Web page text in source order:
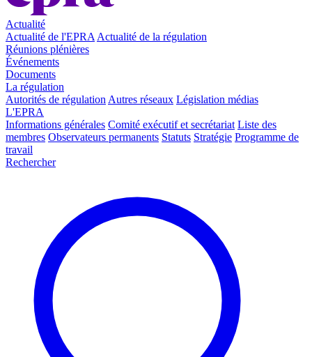
Actualité
Actualité de l'EPRA Actualité de la régulation
Réunions plénières
Événements
Documents
La régulation
Autorités de régulation Autres réseaux Législation médias
L'EPRA
Informations générales Comité exécutif et secrétariat Liste des
membres Observateurs permanents Statuts Stratégie Programme de
travail
Rechercher